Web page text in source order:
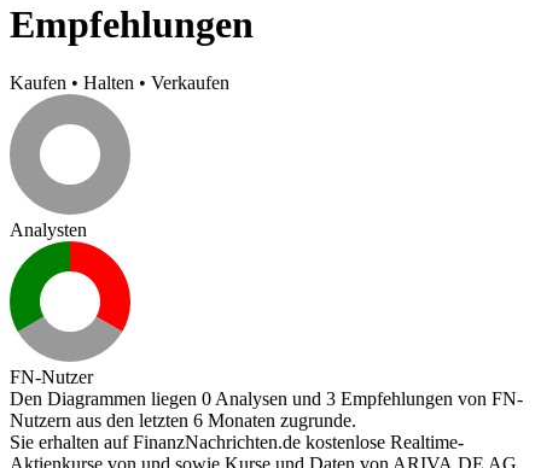
Empfehlungen
Kaufen • Halten • Verkaufen
Analysten
FN-Nutzer
Den Diagrammen liegen 0 Analysen und 3 Empfehlungen von FN-
Nutzern aus den letzten 6 Monaten zugrunde.
Sie erhalten auf FinanzNachrichten.de kostenlose Realtime-
Aktienkurse von und sowie Kurse und Daten von ARIVA.DE AG